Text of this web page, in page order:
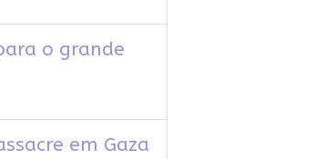
o grande
em Gaza